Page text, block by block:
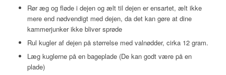
Rør æg og fløde i dejen og ælt til dejen er ensartet, ælt ikke
mere end nødvendigt med dejen, da det kan gøre at dine
kammerjunker ikke bliver sprøde
Rul kugler af dejen på størrelse med valnødder, cirka 12 gram.
Læg kuglerne på en bageplade (De kan godt være på en
plade)